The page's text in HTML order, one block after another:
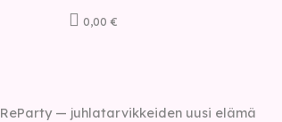
0,00 €
ReParty — juhlatarvikkeiden uusi elämä